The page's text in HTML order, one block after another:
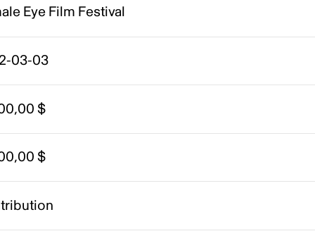
Eye Film Festival
03-03
$
$